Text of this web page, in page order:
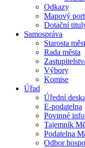
Odkazy
Mapový
Dotační
Samospráva
Starosta
Rada města
Výbory
Komise
Úřad
Úřední deska
E-podatelna
Povinné
Tajemník
Podatelna
Odbor